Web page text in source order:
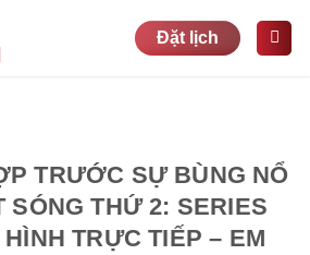
Đặt lịch
TRƯỚC SỰ BÙNG NỔ
SÓNG THỨ 2: SERIES
TRỰC TIẾP – EM